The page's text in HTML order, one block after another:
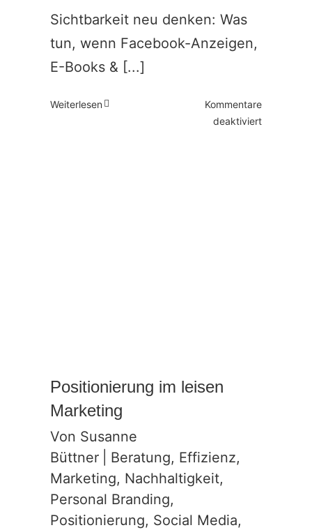
Sichtbarkeit neu denken: Was
tun, wenn Facebook-Anzeigen,
E-Books & [...]
Weiterlesen
Kommentare
deaktiviertfür
Positionierung im leisen
Marketing
Von Susanne
Büttner
Beratung, Effizienz,
Marketing, Nachhaltigkeit,
Personal Branding,
Positionierung, Social Media,